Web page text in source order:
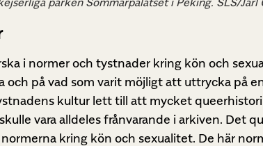
i normer och tystnader kring kön och
på vad som varit möjligt att uttrycka på
kultur lett till att mycket
vara alldeles frånvarande i arkiven. Det
kring kön och sexualitet. De här